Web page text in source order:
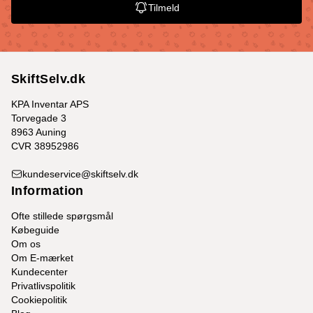
Tilmeld
SkiftSelv.dk
KPA Inventar APS
Torvegade 3
8963 Auning
CVR 38952986
kundeservice@skiftselv.dk
Information
Ofte stillede spørgsmål
Købeguide
Om os
Om E-mærket
Kundecenter
Privatlivspolitik
Cookiepolitik